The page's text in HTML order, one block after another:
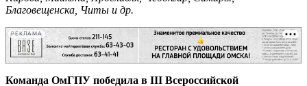
Благовещенска, Читы и др.
РЕКЛАМА
Команда ОмГПУ победила в III Всероссийской